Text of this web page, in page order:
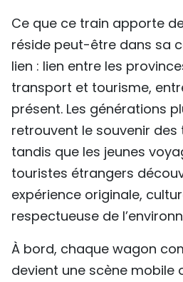
Ce que ce train apporte
réside peut-être dans sa
lien : lien entre les
transport et tourisme,
présent. Les générations
retrouvent le souvenir des
tandis que les jeunes
touristes étrangers
expérience originale,
respectueuse de
À bord, chaque wagon
devient une scène mobile